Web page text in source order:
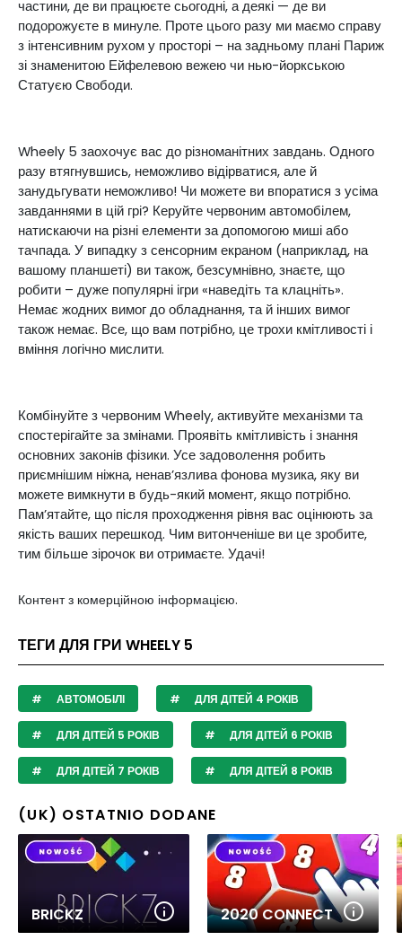
частини, де ви працюєте сьогодні, а деякі — де ви
подорожуєте в минуле. Проте цього разу ми маємо справу
з інтенсивним рухом у просторі – на задньому плані Париж
зі знаменитою Ейфелевою вежею чи нью-йоркською
Статуєю Свободи.
Wheely 5 заохочує вас до різноманітних завдань. Одного
разу втягнувшись, неможливо відірватися, але й
занудьгувати неможливо! Чи можете ви впоратися з усіма
завданнями в цій грі? Керуйте червоним автомобілем,
натискаючи на різні елементи за допомогою миші або
тачпада. У випадку з сенсорним екраном (наприклад, на
вашому планшеті) ви також, безсумнівно, знаєте, що
робити – дуже популярні ігри «наведіть та клацніть».
Немає жодних вимог до обладнання, та й інших вимог
також немає. Все, що вам потрібно, це трохи кмітливості і
вміння логічно мислити.
Комбінуйте з червоним Wheely, активуйте механізми та
спостерігайте за змінами. Проявіть кмітливість і знання
основних законів фізики. Усе задоволення робить
приємнішим ніжна, ненав’язлива фонова музика, яку ви
можете вимкнути в будь-який момент, якщо потрібно.
Пам’ятайте, що після проходження рівня вас оцінюють за
якість ваших перешкод. Чим витонченіше ви це зробите,
тим більше зірочок ви отримаєте. Удачі!
Контент з комерційною інформацією.
ТЕГИ ДЛЯ ГРИ WHEELY 5
АВТОМОБІЛІ ДЛЯ ДІТЕЙ 4 РОКІВ
ДЛЯ ДІТЕЙ 5 РОКІВ ДЛЯ ДІТЕЙ 6 РОКІВ
ДЛЯ ДІТЕЙ 7 РОКІВ ДЛЯ ДІТЕЙ 8 РОКІВ
(UK) OSTATNIO DODANE
BRICKZ 2020 CONNECT